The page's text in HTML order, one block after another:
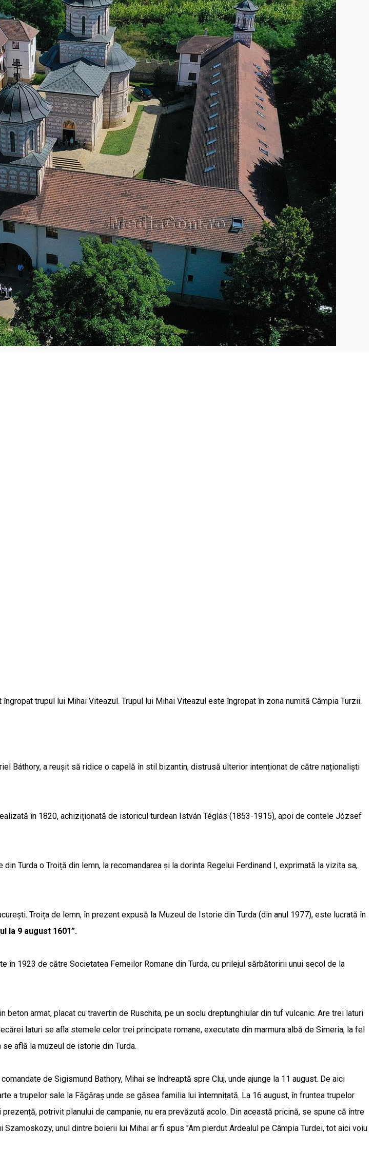
trupul lui Mihai Viteazul. Trupul lui Mihai Viteazul este îngropat în zona numită Câmpia Turzii.
Báthory, a reușit să ridice o capelă în stil bizantin, distrusă ulterior intenționat de către naționaliști
în 1820, achiziționată de istoricul turdean István Téglás (1853-1915), apoi de contele József
Turda o Troiță din lemn, la recomandarea și la dorinta Regelui Ferdinand I, exprimată la vizita sa,
Troița de lemn, în prezent expusă la Muzeul de Istorie din Turda (din anul 1977), este lucrată în
la 9 august 1601”.
1923 de către Societatea Femeilor Romane din Turda, cu prilejul sărbătoririi unui secol de la
armat, placat cu travertin de Ruschita, pe un soclu dreptunghiular din tuf vulcanic. Are trei laturi
laturi se afla stemele celor trei principate romane, executate din marmura albă de Simeria, la fel
află la muzeul de istorie din Turda.
de Sigismund Bathory, Mihai se îndreaptă spre Cluj, unde ajunge la 11 august. De aici
a trupelor sale la Făgăraș unde se găsea familia lui întemnițată. La 16 august, în fruntea trupelor
potrivit planului de campanie, nu era prevăzută acolo. Din această pricină, se spune că între
unul dintre boierii lui Mihai ar fi spus "Am pierdut Ardealul pe Câmpia Turdei, tot aici voiu